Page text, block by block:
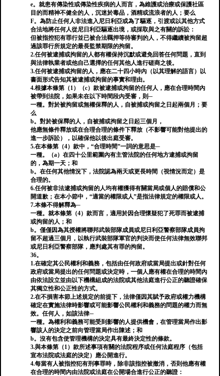
e。就患有傳染性或傳染性疾病的人而言，為維護或治療或保護社區
目的而精神不健全的人，沉迷於毒品，酒精或流浪者的人；要么
F。為防止任何人非法進入尼日利亞或為了驅逐，引渡或以其他方式
合法地將任何人從尼日利亞驅逐出境，或採取與之有關的訴訟：
但被指控犯有罪行並已被合法羈押等待審判的人，不得繼續被拘留超
過該罪行所規定的最長監禁期限的拘留。
2.任何被逮捕或拘留的人都有權保持沉默或避免回答任何問題，直到
與法律執業者或他自己選擇的任何其他人進行磋商之後。
3.任何被逮捕或拘留的人，應在二十四小時內（以其理解的語言）以
書面形式告知其被逮捕或拘留的事實和理由。
4.根據本條第（1）（c）款被逮捕或拘留的任何人，應在合理時間內
被帶到法院，如果未在以下時間段內受審，則─
一種。對於被拘留或無權保釋的人，自被捕或拘留之日起兩個月；要
么
b。對於被保釋的人，自被捕或拘留之日起三個月，
他應無條件釋放或在合理合理的條件下釋放（不影響可能對他提出的
進一步訴訟），以確保他以後出庭受審。
5.在本條第（4）款中，“合理時間”一詞的意思是─
一種。（a）在四十公里範圍內有主管法院的任何地方逮捕或拘留
的，為​​期一天；和
b。在任何其他情況下，法院認為兩天或更長時間（視情況而定）是
合理的。
6.任何被非法逮捕或拘留的人均有權獲得有關當局或個人的賠償和公
開道歉；在本小節中，“適當的權限或人”是指法律規定的權限或人。
7.本條不得解釋為─
一種。就本條第（4）款而言，適用於因合理懷疑犯了死罪而被逮捕
或拘留的人；和
b。僅僅因為其授權將聯邦武裝部隊成員或尼日利亞警察部隊成員拘
留不超過三個月，以執行武裝部隊軍官的判決而使任何法律無效聯邦
或尼日利亞警察部隊，應判處其有罪的拘留。
36。
1.在確定其公民權利和義務，包括由任何政府或當局提出或針對任何
政府或當局提出的任何問題或決定時，一個人應有權在合理的時間內
由依法設立並由以下機構組成的法院或其他法庭進行公正的聽證確保
其獨立性和公正性的方式。
2.在不損害本節上述規定的前提下，法律僅因其賦予政府或權力機構
確定在實施法律時影響或可能影響公民權利和義務的問題的權力而無
效。任何人，如該法律─
一種。為權利和義務可能受到影響的人提供機會，在管理當局作出影
響該人的決定之前向管理當局作出陳述；和
b。沒有包含使管理機構的決定具有最終決定性的條款。
3.與本條第（1）款所述事項有關的法院程序或任何法庭程序（包括
宣布法院或法庭的決定）應公開進行。
4.每當有人被指控犯有刑事罪時，除非該指控被撤消，否則他應有權
在合理的時間內由法院或法庭在公開場合進行公正的聽證：